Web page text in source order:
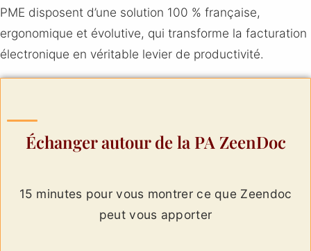
PME disposent d’une solution 100 % française,
ergonomique et évolutive, qui transforme la facturation
électronique en véritable levier de productivité.
Échanger autour de la PA ZeenDoc
15 minutes pour vous montrer ce que Zeendoc
peut vous apporter